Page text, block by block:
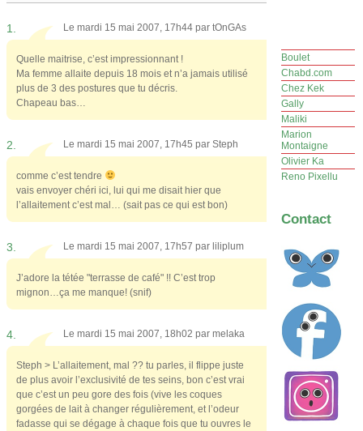
1. Le mardi 15 mai 2007, 17h44 par tOnGAs
Quelle maitrise, c’est impressionnant !
Ma femme allaite depuis 18 mois et n’a jamais utilisé
plus de 3 des postures que tu décris.
Chapeau bas…
2. Le mardi 15 mai 2007, 17h45 par Steph
comme c’est tendre
vais envoyer chéri ici, lui qui me disait hier que
l’allaitement c’est mal… (sait pas ce qui est bon)
3. Le mardi 15 mai 2007, 17h57 par liliplum
J’adore la tétée "terrasse de café" !! C’est trop
mignon…ça me manque! (snif)
4. Le mardi 15 mai 2007, 18h02 par melaka
Steph > L’allaitement, mal ?? tu parles, il flippe juste
de plus avoir l’exclusivité de tes seins, bon c’est vrai
que c’est un peu gore des fois (vive les coques
gorgées de lait à changer régulièrement, et l’odeur
fadasse qui se dégage à chaque fois que tu ouvres le
Boulet
Chabd.com
Chez Kek
Gally
Maliki
Marion
Montaigne
Olivier Ka
Reno Pixellu
Contact